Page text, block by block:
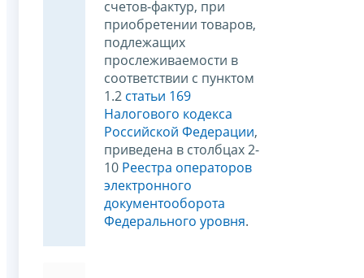
счетов-фактур, при
приобретении товаров,
подлежащих
прослеживаемости в
соответствии с пунктом
1.2 статьи 169
Налогового кодекса
Российской Федерации,
приведена в столбцах 2-
10 Реестра операторов
электронного
документооборота
Федерального уровня.